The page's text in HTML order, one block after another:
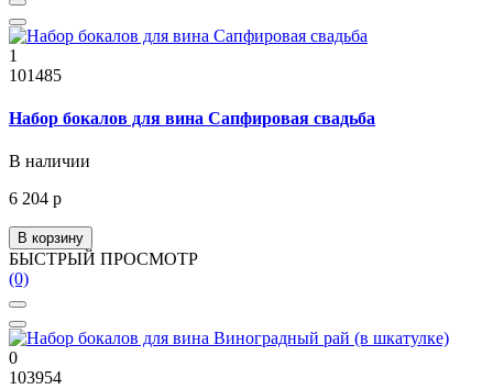
1
101485
Набор бокалов для вина Сапфировая свадьба
В наличии
6 204 р
В корзину
БЫСТРЫЙ ПРОСМОТР
(0)
0
103954